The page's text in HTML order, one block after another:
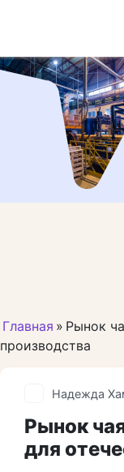
Главная » Рынок
производства
Надежда
Рынок
для